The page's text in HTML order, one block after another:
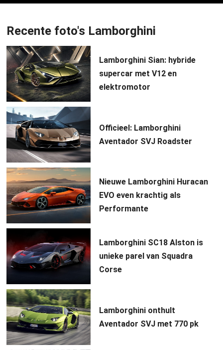
Recente foto's Lamborghini
Lamborghini Sian: hybride
supercar met V12 en
elektromotor
Officieel: Lamborghini
Aventador SVJ Roadster
Nieuwe Lamborghini Huracan
EVO even krachtig als
Performante
Lamborghini SC18 Alston is
unieke parel van Squadra
Corse
Lamborghini onthult
Aventador SVJ met 770 pk